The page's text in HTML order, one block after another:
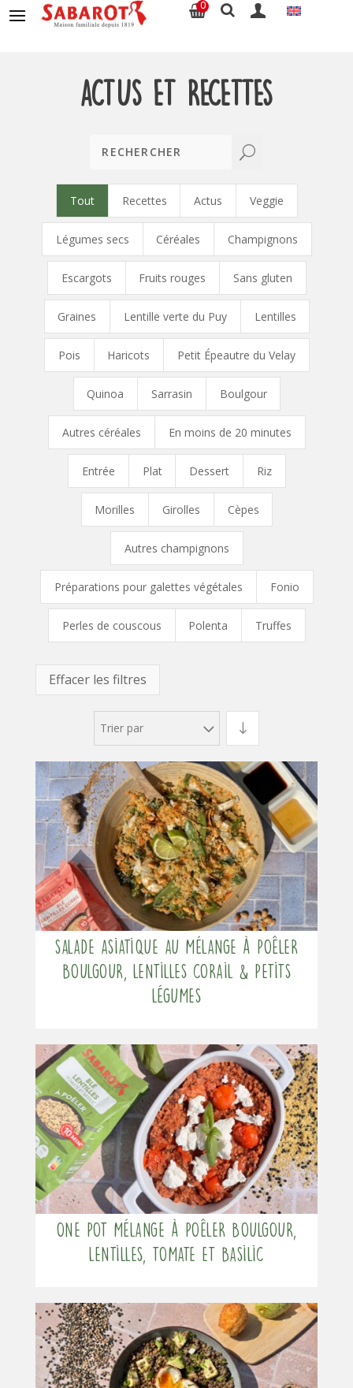
0
Actus et recettes
U
Tout Recettes Actus Veggie
Légumes secs Céréales Champignons
Escargots Fruits rouges Sans gluten
Graines Lentille verte du Puy Lentilles
Pois Haricots Petit Épeautre du Velay
Quinoa Sarrasin Boulgour
Autres céréales En moins de 20 minutes
Entrée Plat Dessert Riz
Morilles Girolles Cèpes
Autres champignons
Préparations pour galettes végétales Fonio
Perles de couscous Polenta Truffes
Effacer les filtres
Trier par
Salade asiatique au mélange à poêler
Boulgour, Lentilles corail & Petits
légumes
One pot mélange à poêler boulgour,
lentilles, tomate et basilic